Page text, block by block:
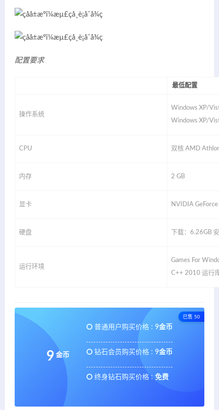
配置要求
最低配置
操作系统
Windows XP/
Windows XP/
CPU 双核 AMD
内存 2 GB
显卡 NVIDIA
硬盘 下载：6.26GB
运行环境
Games For
C++ 2010 运行
已售 50
9 金币
普通用户购买价格 : 9金币
钻石会员购买价格 : 9金币
终身钻石购买价格 : 免费